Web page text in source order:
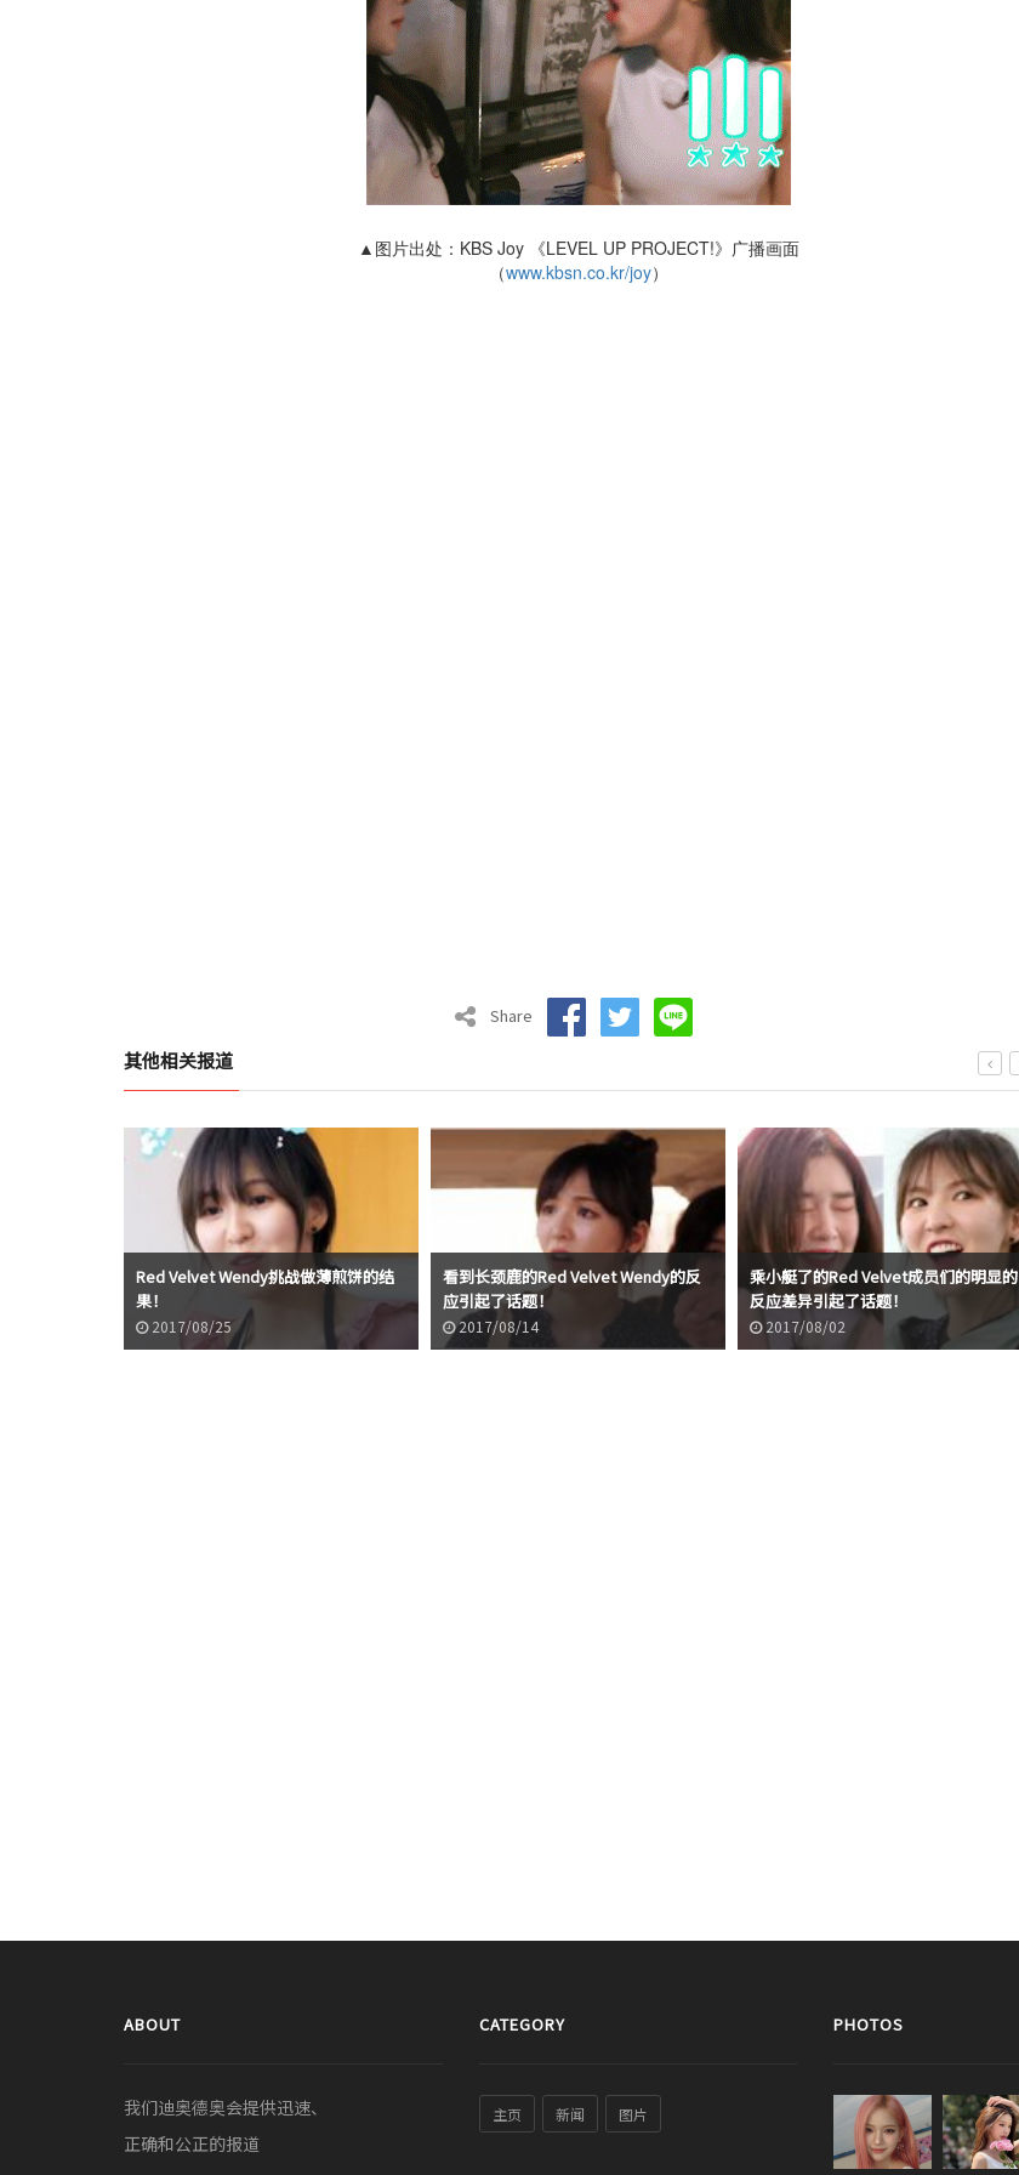
▲图片出处：KBS Joy 《LEVEL UP PROJECT!》广播画面
（www.kbsn.co.kr/joy）
Share
其他相关报道
Red Velvet Wendy挑战做薄煎饼的结
果！
2017/08/25
看到长颈鹿的Red Velvet Wendy的反
应引起了话题！
2017/08/14
乘小艇了的Red Velvet成员们的明显的
反应差异引起了话题！
2017/08/02
ABOUT
我们迪奥德奥会提供迅速、
正确和公正的报道
CATEGORY
主页 新闻 图片
PHOTOS